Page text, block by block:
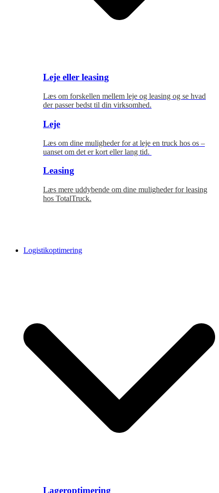
Leje eller leasing
Læs om forskellen mellem leje og leasing og se hvad
der passer bedst til din virksomhed.
Leje
Læs om dine muligheder for at leje en truck hos os –
uanset om det er kort eller lang tid.
Leasing
Læs mere uddybende om dine muligheder for leasing
hos TotalTruck.
Logistikoptimering
Lageroptimering